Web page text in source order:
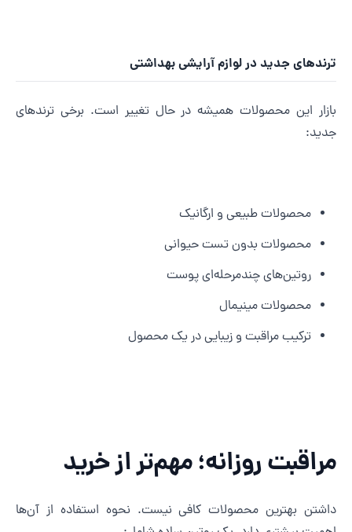
جدید در لوازم آرایشی بهداشتی
این محصولات همیشه در حال تغییر است. برخی ترندهای
محصولات طبیعی و ارگانیک
محصولات بدون تست حیوانی
روتین‌های چندمرحله‌ای پوست
محصولات مینیمال
ترکیب مراقبت و زیبایی در یک محصول
روزانه؛ مهم‌تر از خرید
بهترین محصولات کافی نیست. نحوه استفاده از آن‌ها